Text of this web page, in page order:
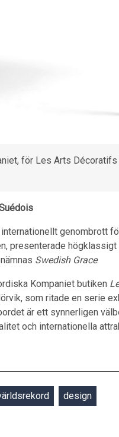
för Les Arts
genombrott
presenterade
Swedish Grace.
Kompaniet butiken
som ritade en serie
är ett synnerligen
och internationella
design